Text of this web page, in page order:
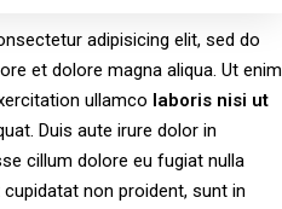
adipisicing elit, sed do
et dolore magna aliqua. Ut enim
ullamco laboris nisi ut
Duis aute irure dolor in
cillum dolore eu fugiat nulla
non proident, sunt in